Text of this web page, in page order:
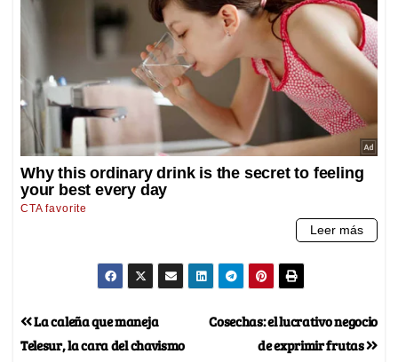
Cosechas: el lucrativo negocio
de exprimir frutas
La caleña que maneja
Telesur, la cara del chavismo